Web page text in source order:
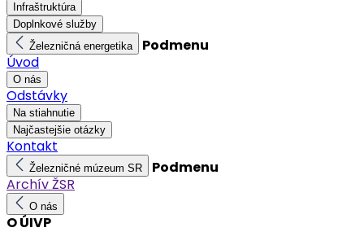
Infraštruktúra
Doplnkové služby
Železničná energetika
Podmenu
Úvod
O nás
Odstávky
Na stiahnutie
Najčastejšie otázky
Kontakt
Železničné múzeum SR
Podmenu
Archív ŽSR
O nás
O ÚIVP